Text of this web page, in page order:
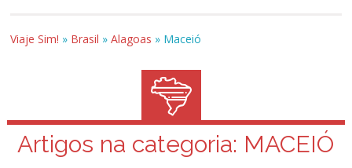
Viaje Sim! » Brasil »Alagoas » Maceió
Artigos na categoria: MACEIÓ